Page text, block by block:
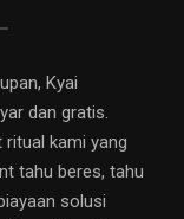
Kyai
dan gratis.
ritual kami yang
tahu beres, tahu
solusi